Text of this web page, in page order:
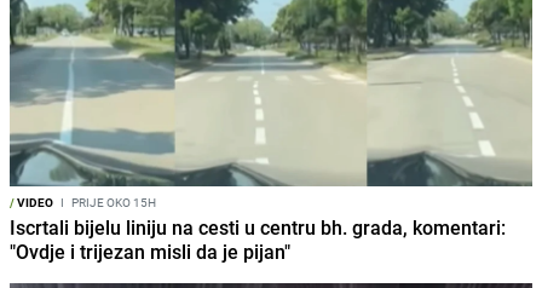
/VIDEO I PRIJE OKO 15H
Iscrtali bijelu liniju na cesti u centru bh. grada, komentari:
"Ovdje i trijezan misli da je pijan"